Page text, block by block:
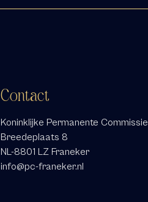
Contact
Koninklijke Permanente Commissie
Breedeplaats 8
NL-8801 LZ Franeker
info@pc-franeker.nl